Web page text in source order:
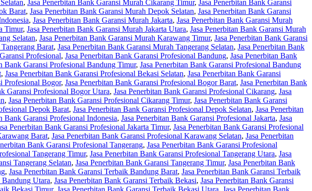
, Jasa Penerbitan Bank Garansi Murah Cikarang Timur, Jasa Penerbitan Bank Garansi
Barat, Jasa Penerbitan Bank Garansi Murah Depok Selatan, Jasa Penerbitan Bank Garansi
, Jasa Penerbitan Bank Garansi Murah Jakarta, Jasa Penerbitan Bank Garansi Murah
Timur, Jasa Penerbitan Bank Garansi Murah Jakarta Utara, Jasa Penerbitan Bank Garansi Murah
Selatan, Jasa Penerbitan Bank Garansi Murah Karawang Timur, Jasa Penerbitan Bank Garansi
Barat, Jasa Penerbitan Bank Garansi Murah Tangerang Selatan, Jasa Penerbitan Bank
Profesional, Jasa Penerbitan Bank Garansi Profesional Bandung, Jasa Penerbitan Bank
Bank Garansi Profesional Bandung Timur, Jasa Penerbitan Bank Garansi Profesional Bandung
, Jasa Penerbitan Bank Garansi Profesional Bekasi Selatan, Jasa Penerbitan Bank Garansi
Profesional Bogor, Jasa Penerbitan Bank Garansi Profesional Bogor Barat, Jasa Penerbitan Bank
Garansi Profesional Bogor Utara, Jasa Penerbitan Bank Garansi Profesional Cikarang, Jasa
, Jasa Penerbitan Bank Garansi Profesional Cikarang Timur, Jasa Penerbitan Bank Garansi
Depok Barat, Jasa Penerbitan Bank Garansi Profesional Depok Selatan, Jasa Penerbitan
Bank Garansi Profesional Indonesia, Jasa Penerbitan Bank Garansi Profesional Jakarta, Jasa
Penerbitan Bank Garansi Profesional Jakarta Timur, Jasa Penerbitan Bank Garansi Profesional
Barat, Jasa Penerbitan Bank Garansi Profesional Karawang Selatan, Jasa Penerbitan
Bank Garansi Profesional Tangerang, Jasa Penerbitan Bank Garansi Profesional
Tangerang Timur, Jasa Penerbitan Bank Garansi Profesional Tangerang Utara, Jasa
Tangerang Selatan, Jasa Penerbitan Bank Garansi Tangerang Timur, Jasa Penerbitan Bank
, Jasa Penerbitan Bank Garansi Terbaik Bandung Barat, Jasa Penerbitan Bank Garansi Terbaik
Bandung Utara, Jasa Penerbitan Bank Garansi Terbaik Bekasi, Jasa Penerbitan Bank Garansi